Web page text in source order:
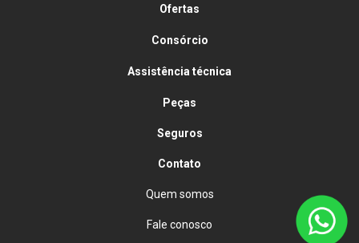
Ofertas
Consórcio
Assistência técnica
Peças
Seguros
Contato
Quem somos
Fale conosco